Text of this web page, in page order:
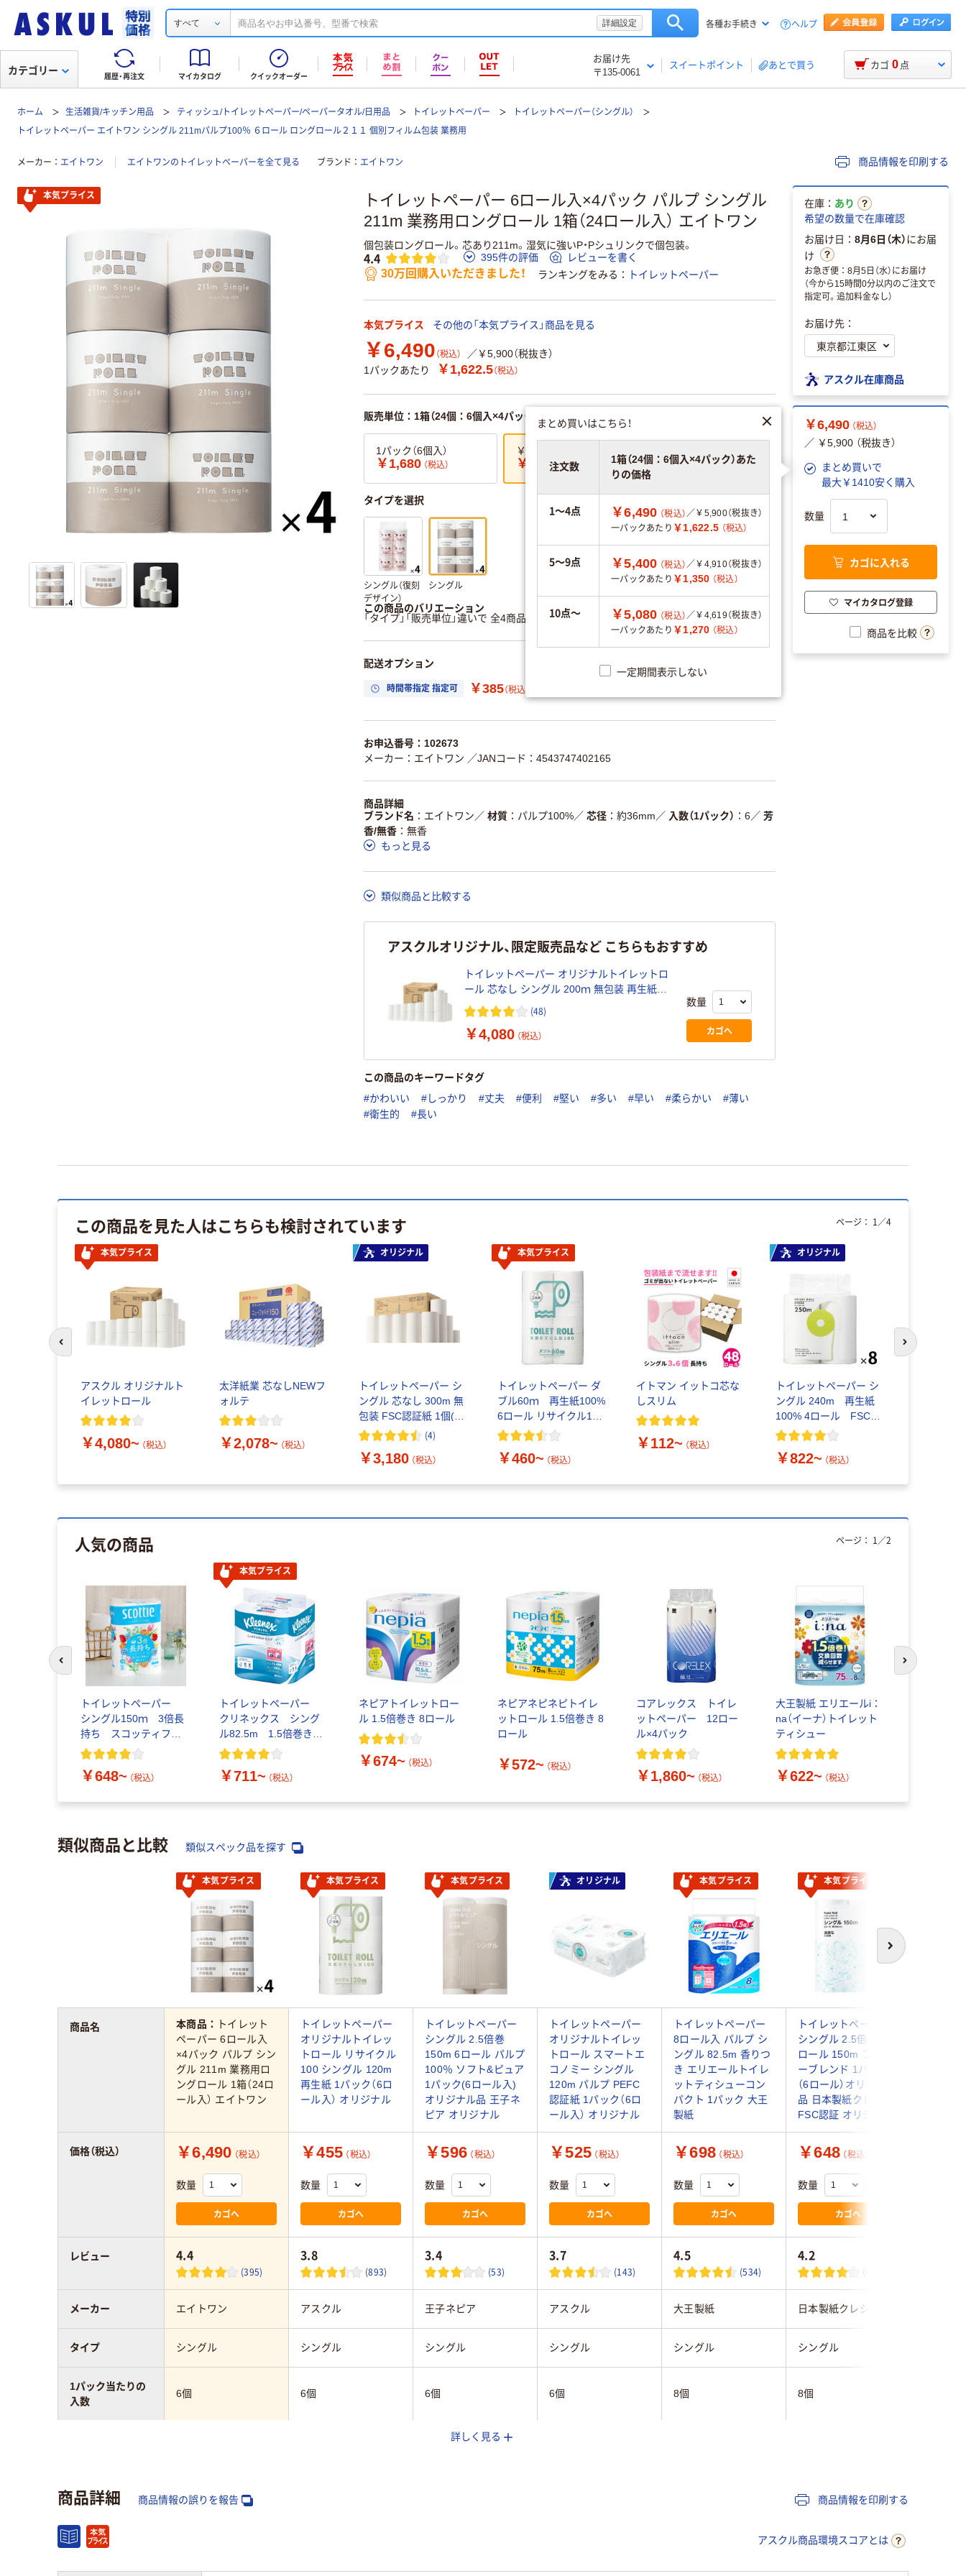
すべて 詳細設定 各種お手続き ヘルプ
履歴・再注文 マイカタログ クイックオーダー
お届け先
〒135-0061
スイートポイント あとで買う
カテゴリー カゴ 0 点
ホーム 生活雑貨/キッチン用品 ティッシュ/トイレットペーパー/ペーパータオル/日用品 トイレットペーパー
トイレットペーパー（シングル）
トイレットペーパー エイトワン シングル 211mパルプ100％ ６ロール ロングロール２１１ 個別フィルム包装 業務用
メーカー エイトワン エイトワンのトイレットペーパーを全て見る ブランド エイトワン 商品情報を印刷する
トイレットペーパー 6ロール入×4パック パルプ シングル
211m 業務用ロングロール 1箱（24ロール入） エイトワン
個包装ロングロール。芯あり211m。湿気に強いP・Pシュリンクで個包装。
4.4 395件の評価 レビューを書く
30万回購入いただきました！ ランキングをみる トイレットペーパー
本気プライス その他の「本気プライス」商品を見る
￥6,490 （税込）
／￥5,900（税抜き）
1パックあたり
￥1,622.5（税込）
販売単位：1箱（24個：6個入×4パック）
1パック（6個入）
￥1,680 （税込）
￥1,622.5×4パック
￥6,490（税込）
タイプを選択
シングル（復刻
デザイン）
シングル
この商品のバリエーション
「タイプ」「販売単位」違いで 全4商品 あります。
すべてのバリエーションを見る
配送オプション
時間帯指定 指定可 ￥385（税込）
お申込番号：102673
メーカー：エイトワン ／JANコード：4543747402165
商品詳細
ブランド名
エイトワン ／ 材質 パルプ100%／ 芯径 約36mm ／ 入数（1パック） 6／ 芳
香/無香
無香
もっと見る
類似商品と比較する
アスクルオリジナル、限定販売品など こちらもおすすめ
トイレットペーパー オリジナルトイレットロ
ール 芯なし シングル 200ｍ 無包装 再生紙
FSC認証紙 1箱（27個入） オリジナル
(48)
￥4,080 （税込）
数量
カゴへ
この商品のキーワードタグ
#かわいい #しっかり #丈夫 #便利 #堅い #多い #早い #柔らかい
#薄い
#衛生的
#長い
本気プライス
在庫： あり
希望の数量で在庫確認
お届け日： 8月6日（木）にお届
け
お急ぎ便：8月5日（水）にお届け
（今から15時間0分以内のご注文で
指定可。追加料金なし）
お届け先：
アスクル在庫商品
￥6,490 （税込）
／ ￥5,900 （税抜き）
まとめ買いで
最大￥1410安く購入
まとめ買いはこちら！
注文数
1箱（24個：6個入×4パック）あた
りの価格
1～4点 ￥6,490 （税込）／￥5,900（税抜き）
一パックあたり ￥1,622.5 （税込）
5～9点 ￥5,400 （税込）／￥4,910（税抜き）
一パックあたり ￥1,350 （税込）
10点～ ￥5,080 （税込）／￥4,619（税抜き）
一パックあたり ￥1,270 （税込）
一定期間表示しない
数量
カゴに入れる
マイカタログ登録
商品を比較
この商品を見た人はこちらも検討されています
本気プライス
アスクル オリジナルト
イレットロール
￥4,080~ （税込）
太洋紙業 芯なしNEWフ
ォルテ
￥2,078~ （税込）
オリジナル
トイレットペーパー シ
ングル 芯なし 300m 無
包装 FSC認証紙 1個(16
ロール入) 業務用 長巻
(4)
￥3,180 （税込）
本気プライス
トイレットペーパー ダ
ブル60ｍ 再生紙100%
6ロール リサイクル100
芯あり FSC認証
￥460~ （税込）
イトマン イットコ芯な
しスリム
￥112~ （税込）
オリジナル
トイレットペーパー シ
ングル 240m 再生紙
100% 4ロール FSC認
証紙 業務用 アスクル
￥822~ （税込）
ページ： 1 ／4
前のスライドへ 次のスライド
人気の商品
トイレットペーパー
シングル150ｍ 3倍長
持ち スコッティフラ
ワーパック 花の香り
￥648~ （税込）
本気プライス
トイレットペーパー
クリネックス シング
ル82.5m 1.5倍巻き
パルプ100％ 8ロール
クレシア
￥711~ （税込）
ネピアトイレットロー
ル 1.5倍巻き 8ロール
￥674~ （税込）
ネピアネピネピトイレ
ットロール 1.5倍巻き 8
ロール
￥572~ （税込）
コアレックス トイレ
ットペーパー 12ロー
ル×4パック
￥1,860~ （税込）
大王製紙 エリエールi：
na（イーナ）トイレット
ティシュー
￥622~ （税込）
ページ： 1 ／2
前のスライドへ 次のスライド
類似商品と比較 類似スペック品を探す
次へ
本気プライス 本気プライス 本気プライス オリジナル 本気プライス 本気プライス
本商品：
トイレット
ペーパー 6ロール入
×4パック パルプ シン
グル 211m 業務用ロ
ングロール 1箱（24ロ
ール入） エイトワン
トイレットペーパー
オリジナルトイレッ
トロール リサイクル
100 シングル 120m
再生紙 1パック（6ロ
ール入） オリジナル
トイレットペーパー
シングル 2.5倍巻
150m 6ロール パルプ
100％ ソフト&ピュア
1パック(6ロール入)
オリジナル品 王子ネ
ピア オリジナル
トイレットペーパー
オリジナルトイレッ
トロール スマートエ
コノミー シングル
120m パルプ PEFC
認証紙 1パック（6ロ
ール入） オリジナル
トイレットペーパー
8ロール入 パルプ シ
ングル 82.5m 香りつ
き エリエールトイレ
ットティシューコン
パクト 1パック 大王
製紙
トイレットペーパー
シングル 2.5倍巻き 6
ロール 150m フラワ
ーブレンド 1パック
（6ロール）オリジナル
品 日本製紙クレシア
FSC認証 オリジナル
￥6,490 （税込）
数量
カゴへ
￥455 （税込）
数量
カゴへ
￥596 （税込）
数量
カゴへ
￥525 （税込）
数量
カゴへ
￥698 （税込）
数量
カゴへ
￥648 （税込）
数量
カゴへ
4.4
(395)
3.8
(893)
3.4
(53)
3.7
(143)
4.5
(534)
4.2
(48)
エイトワン アスクル 王子ネピア アスクル 大王製紙 日本製紙クレシア
シングル シングル シングル シングル シングル シングル
6個 6個 6個 6個 8個 8個
150m
無し ミシン目入 ミシン目入 有 有 有
商品名
価格（税込）
レビュー
メーカー
タイプ
1パック当たりの
入数
ミシン目
詳しく見る
商品詳細 商品情報の誤りを報告 商品情報を印刷する
アスクル商品環境スコアとは